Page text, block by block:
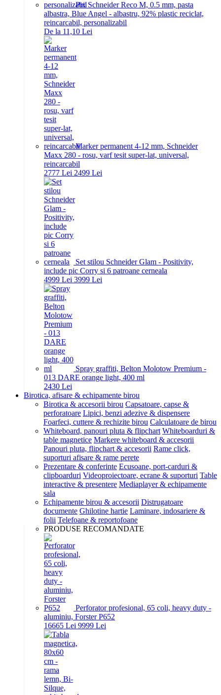
Pix Schneider Reco M, 0.5 mm, pasta
albastra, Blue Angel - albastru, 92% plastic reciclat,
reincarcabil, personalizabil
De la 11,10 Lei
Marker permanent 4-12 mm, Schneider
Maxx 280 - rosu, varf tesit super-lat, universal,
reincarcabil
2777 Lei 2499 Lei
Set stilou Schneider Glam - Positivity,
include pic Corry si 6 patroane cerneala
4999 Lei 3999 Lei
Spray graffiti, Belton Molotow Premium -
013 DARE orange light, 400 ml
2430 Lei
Birotica, afisare & echipamente birou
Birotica & accesorii birou Capsatoare, capse &
perforatoare Lipici, benzi adezive & dispensere
Foarfeci, cuttere & rechizite birou Calculatoare de birou
Whiteboard, panouri pluta & flipchart Whiteboarduri &
table magnetice Markere whiteboard & accesorii
Panouri pluta, flipchart & accesorii Rame click,
suporturi afisare & rame perete
Prezentare & conferinte Ecusoane, port-carduri &
clipboarduri Videoproiectoare, ecrane & suporturi Table
interactive & presentere Mediaplayer & echipamente
sala
Echipamente birou & accesorii Distrugatoare
documente Ghilotine hartie Laminare, indosariere &
folii Telefoane & reportofoane
PRODUSE RECOMANDATE
Perforator profesional, 65 coli, heavy duty -
aluminiu, Forster P652
16665 Lei 9999 Lei